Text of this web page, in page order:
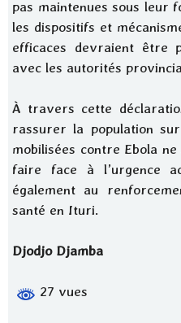
pas maintenues sous leur
les dispositifs et
efficaces devraient être
avec les autorités
À travers cette
rassurer la population
mobilisées contre Ebola
faire face à l’urgence
également au
santé en Ituri.
Djodjo Djamba
27 vues